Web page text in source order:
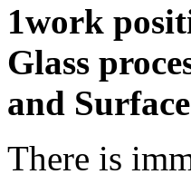
1work
Glass
and
There is